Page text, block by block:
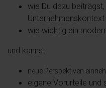
wie Du dazu
Unternehmenskontext
wie wichtig ein
und kannst:
neue Perspektiven
eigene Vorurteile und